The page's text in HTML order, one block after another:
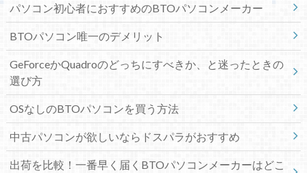
パソコン初心者におすすめのBTOパソコンメーカー
BTOパソコン唯一のデメリット
GeForceかQuadroのどっちにすべきか、と迷ったときの
選び方
OSなしのBTOパソコンを買う方法
中古パソコンが欲しいならドスパラがおすすめ
出荷を比較！一番早く届くBTOパソコンメーカーはどこ